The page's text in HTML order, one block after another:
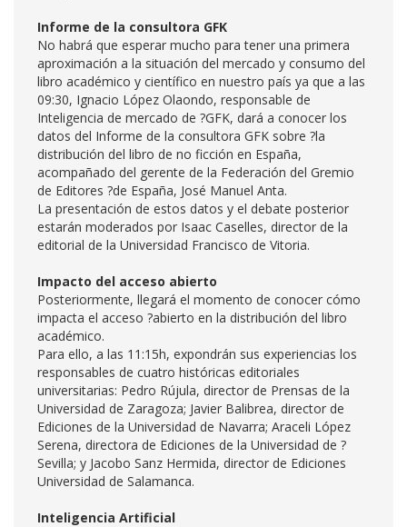
Informe de la consultora GFK
No habrá que esperar mucho para tener una primera
aproximación a la situación del mercado y consumo del
libro académico y científico en nuestro país ya que a las
09:30, Ignacio López Olaondo, responsable de
Inteligencia de mercado de ?GFK, dará a conocer los
datos del Informe de la consultora GFK sobre ?la
distribución del libro de no ficción en España,
acompañado del gerente de la Federación del Gremio
de Editores ?de España, José Manuel Anta.
La presentación de estos datos y el debate posterior
estarán moderados por Isaac Caselles, director de la
editorial de la Universidad Francisco de Vitoria.
Impacto del acceso abierto
Posteriormente, llegará el momento de conocer cómo
impacta el acceso ?abierto en la distribución del libro
académico.
Para ello, a las 11:15h, expondrán sus experiencias los
responsables de cuatro históricas editoriales
universitarias: Pedro Rújula, director de Prensas de la
Universidad de Zaragoza; Javier Balibrea, director de
Ediciones de la Universidad de Navarra; Araceli López
Serena, directora de Ediciones de la Universidad de ?
Sevilla; y Jacobo Sanz Hermida, director de Ediciones
Universidad de Salamanca.
Inteligencia Artificial